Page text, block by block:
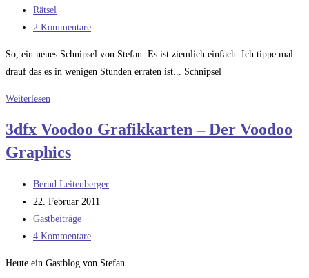
veröffentlicht:
Beitrags-
Kategorie:
Rätsel
Beitrags-
2 Kommentare
So, ein neues Schnipsel von Stefan. Es ist ziemlich einfach. Ich tippe mal
drauf das es in wenigen Stunden erraten ist... Schnipsel
Weiterlesen
3dfx Voodoo Grafikkarten – Der Voodoo
Graphics
Beitrags-
Autor:
Bernd Leitenberger
Beitrag
veröffentlicht:
22. Februar 2011
Beitrags-
Kategorie:
Gastbeiträge
Beitrags-
4 Kommentare
Heute ein Gastblog von Stefan